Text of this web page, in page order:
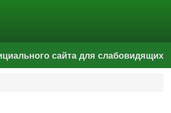
сайта для слабовидящих